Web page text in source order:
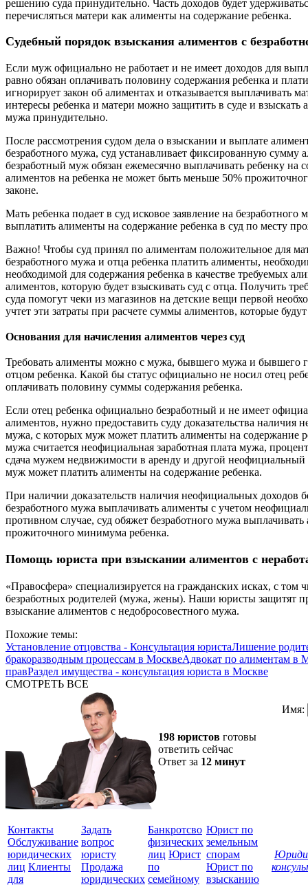
решению суда принудительно. Часть доходов будет
перечисляться матери как алименты на содержание ребенка.
Судебный порядок взыскания алиментов с
Если муж официально не работает и не имеет доходов для
равно обязан оплачивать половину содержания ребенка и
игнорирует закон об алиментах и отказывается выплачивать
интересы ребенка и матери можно защитить в суде и взыскать
мужа принудительно.
После рассмотрения судом дела о взыскании и выплате
безработного мужа, суд устанавливает фиксированную сумму
безработный муж обязан ежемесячно выплачивать ребенку на
алиментов на ребенка не может быть меньше 50%
законе.
Мать ребенка подает в суд исковое заявление на
выплатить алименты на содержание ребенка в суд по месту
Важно! Чтобы суд принял по алиментам положительное для
безработного мужа и отца ребенка платить алименты,
необходимой для содержания ребенка в качестве требуемых
алиментов, которую будет взыскивать суд с отца. Получить
суда помогут чеки из магазинов на детские вещи первой
учтет эти затраты при расчете суммы алиментов, которые
Основания для начисления алиментов через суд
Требовать алименты можно с мужа, бывшего мужа и бывшего
отцом ребенка. Какой бы статус официально не носил отец
оплачивать половину суммы содержания ребенка.
Если отец ребенка официально безработный и не имеет
алиментов, нужно предоставить суду доказательства наличия
мужа, с которых муж может платить алименты на содержание
мужа считается неофициальная заработная плата мужа,
сдача мужем недвижимости в аренду и другой неофициальный
муж может платить алименты на содержание ребенка.
При наличии доказательств наличия неофициальных доходов
безработного мужа выплачивать алименты с учетом
противном случае, суд обяжет безработного мужа
прожиточного минимума ребенка.
Помощь юриста при взыскании алиментов с
«Правосфера» специализируется на гражданских исках, с том
безработных родителей (мужа, жены). Наши юристы защитят
взыскание алиментов с недобросовестного мужа.
Похожие темы:
Установление отцовства - Консультация юристаЛишение
бракоразводным процессам в МосквеАдвокат по алиментам в
правРаздел имущества - консультация юриста в Москве
СМОТРЕТЬ ВСЕ
198 юристов готовы
ответить сейчас
Ответ за 12 минут
Имя:
Контакты
Обслуживание
юридических
лиц Клиенты
для
Задать
вопрос
юристу
Продажа
юридических
Банкротсво
физических
лиц Юрист
по
семейному
Юрист по
земельным
спорам
Юрист по
взысканию